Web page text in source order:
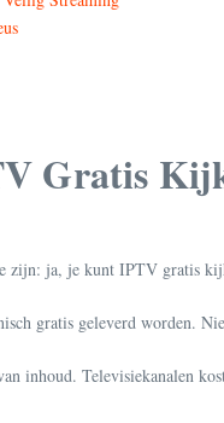
Gratis
zijn: ja, je kunt IPTV gratis
gratis geleverd worden.
inhoud. Televisiekanalen